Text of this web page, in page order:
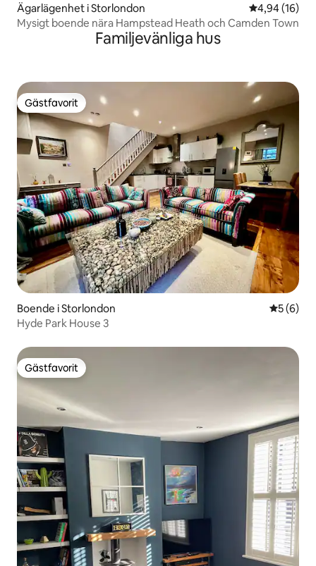
Ägarlägenhet i Storlondon 4,94 av 5 i
4,94 (16)
Mysigt boende nära Hampstead Heath och Camden Town
Familjevänliga hus
Gästfavorit
Gästfavorit
Boende i Storlondon 5 av 5 i
5 (6)
Hyde Park House 3
Gästfavorit
Gästfavorit